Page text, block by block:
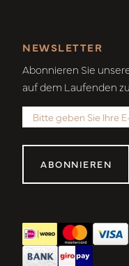
NEWSLETTER
Abonnieren Sie
auf dem Laufenden
ABONNIEREN